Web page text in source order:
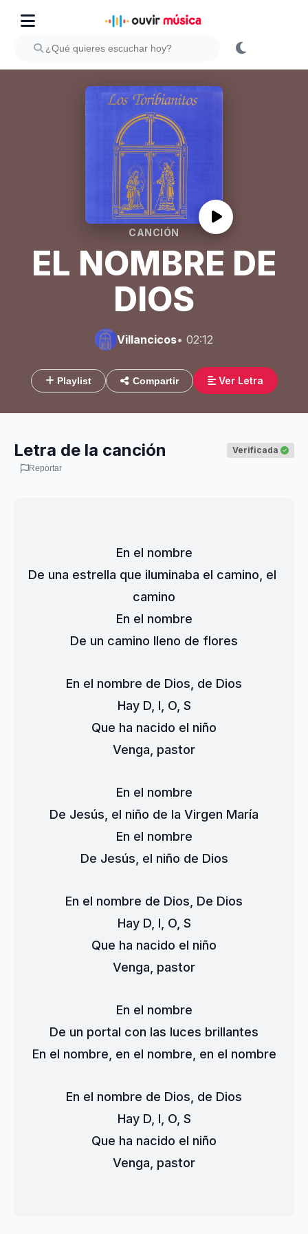
CANCIÓN
EL NOMBRE DE
DIOS
Villancicos• 02:12
Playlist Compartir Ver Letra
Letra de la canción Verificada
Reportar
En el nombre
De una estrella que iluminaba el camino, el
camino
En el nombre
De un camino lleno de flores
En el nombre de Dios, de Dios
Hay D, I, O, S
Que ha nacido el niño
Venga, pastor
En el nombre
De Jesús, el niño de la Virgen María
En el nombre
De Jesús, el niño de Dios
En el nombre de Dios, De Dios
Hay D, I, O, S
Que ha nacido el niño
Venga, pastor
En el nombre
De un portal con las luces brillantes
En el nombre, en el nombre, en el nombre
En el nombre de Dios, de Dios
Hay D, I, O, S
Que ha nacido el niño
Venga, pastor